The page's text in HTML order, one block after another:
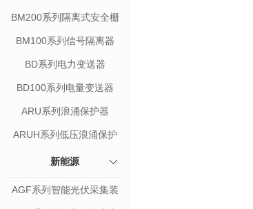
BM200系列隔离式安全栅
BM100系列信号隔离器
BD系列电力变送器
BD100系列电量变送器
ARU系列浪涌保护器
ARUH系列低压浪涌保护
新能源
AGF系列智能光伏采集装